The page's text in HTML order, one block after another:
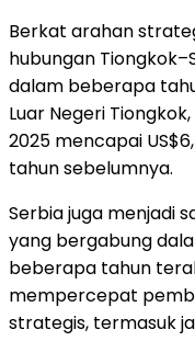
Berkat arahan
hubungan
dalam beberapa
Luar Negeri
2025 mencapai
tahun sebelumnya.
Serbia juga menjadi
yang bergabung
beberapa tahun
mempercepat
strategis, termasuk